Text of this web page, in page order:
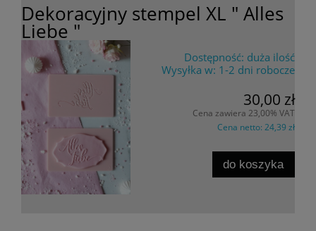
Dekoracyjny stempel XL " Alles
Liebe "
Dostępność: duża ilość
Wysyłka w: 1-2 dni robocze
30,00 zł
Cena zawiera 23,00% VAT
Cena netto: 24,39 zł
do koszyka